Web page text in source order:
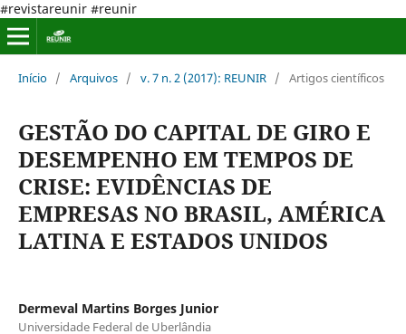
#revistareunir #reunir
Início / Arquivos / v. 7 n. 2 (2017): REUNIR / Artigos científicos
GESTÃO DO CAPITAL DE GIRO E
DESEMPENHO EM TEMPOS DE
CRISE: EVIDÊNCIAS DE
EMPRESAS NO BRASIL, AMÉRICA
LATINA E ESTADOS UNIDOS
Dermeval Martins Borges Junior
Universidade Federal de Uberlândia